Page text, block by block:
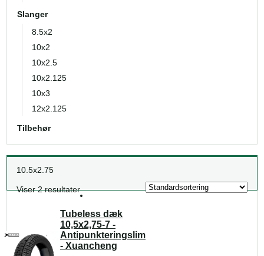
Slanger
8.5x2
10x2
10x2.5
10x2.125
10x3
12x2.125
Tilbehør
10.5x2.75
Viser 2 resultater
Tubeless dæk
10,5x2,75-7 -
Antipunkteringslim
- Xuancheng